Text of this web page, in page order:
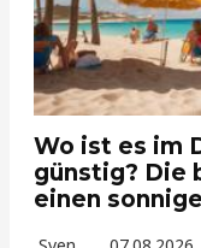
Wo ist es im
günstig? Die
einen